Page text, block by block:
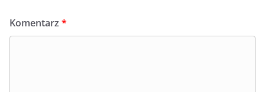
Komentarz *